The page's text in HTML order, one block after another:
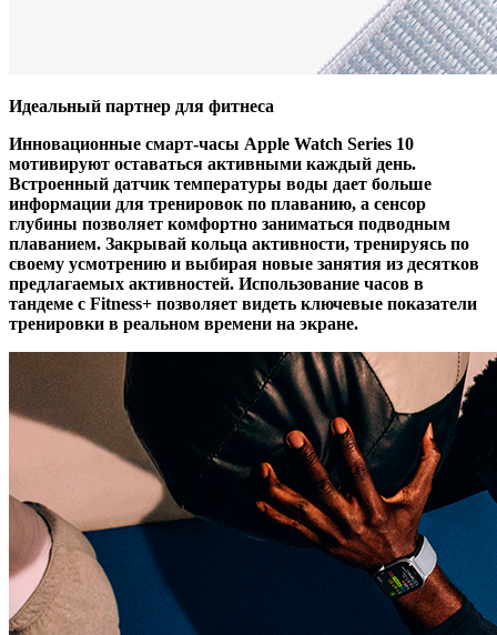
Идеальный партнер для фитнеса
Инновационные смарт-часы Apple Watch Series 10
мотивируют оставаться активными каждый день.
Встроенный датчик температуры воды дает больше
информации для тренировок по плаванию, а сенсор
глубины позволяет комфортно заниматься подводным
плаванием. Закрывай кольца активности, тренируясь по
своему усмотрению и выбирая новые занятия из десятков
предлагаемых активностей. Использование часов в
тандеме с Fitness+ позволяет видеть ключевые показатели
тренировки в реальном времени на экране.